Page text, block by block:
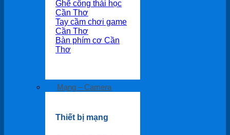
Ghế công thái học
Cần Thơ
Tay cầm chơi game
Cần Thơ
Bàn phím cơ Cần
Thơ
Mạng – Camera
Thiết bị mạng